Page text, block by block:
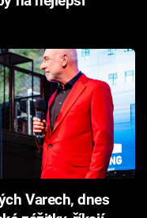
Varech, dnes